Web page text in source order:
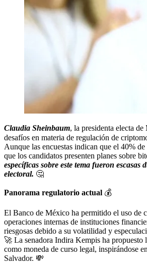
Claudia Sheinbaum, la presidenta electa
desafíos en materia de regulación de
Aunque las encuestas indican que el 40% de
que los candidatos presenten planes sobre
específicas sobre este tema fueron escasas
electoral. 🤔
Panorama regulatorio actual 💰
El Banco de México ha permitido el uso de
operaciones internas de instituciones
riesgosas debido a su volatilidad y
🚀 La senadora Indira Kempis ha propuesto
como moneda de curso legal, inspirándose
Salvador. 💸